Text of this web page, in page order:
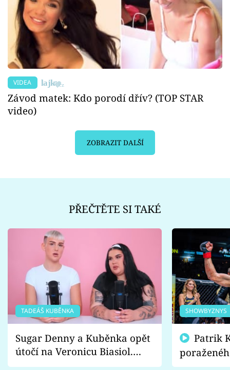
VIDEA
Závod matek: Kdo porodí dřív? (TOP STAR
video)
ZOBRAZIT DALŠÍ
PŘEČTĚTE SI TAKÉ
TADEÁŠ KUBĚNKA
Sugar Denny a Kuběnka opět
útočí na Veronicu Biasiol.
Proč je podle nich falešná a
SHOWBYZNYS
fanoušci